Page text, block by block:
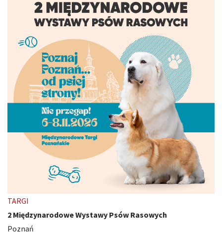
TARGI
2 Międzynarodowe Wystawy Psów Rasowych
Poznań